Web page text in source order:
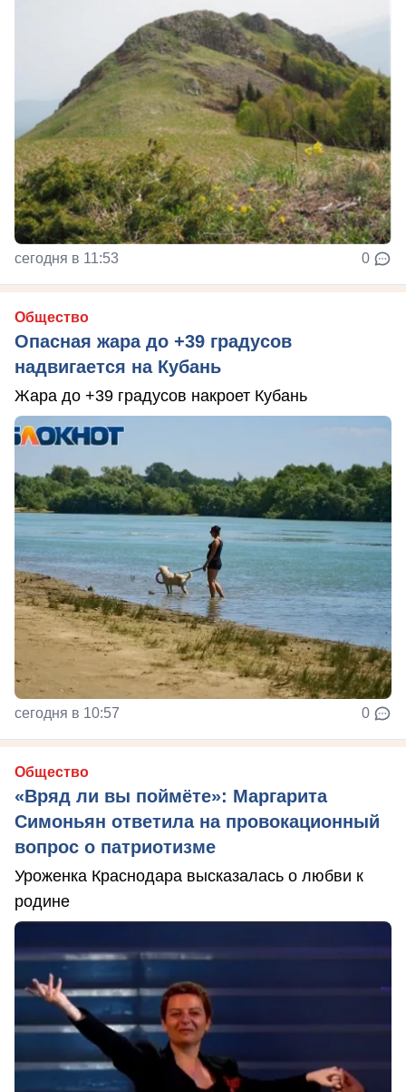
сегодня в 11:53 0
Общество
Опасная жара до +39 градусов
надвигается на Кубань
Жара до +39 градусов накроет Кубань
сегодня в 10:57 0
Общество
«Вряд ли вы поймёте»: Маргарита
Симоньян ответила на провокационный
вопрос о патриотизме
Уроженка Краснодара высказалась о любви к
родине